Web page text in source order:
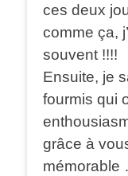
ces deux
comme ça,
souvent !!!!
Ensuite, je
fourmis qui
grâce à
mémorable